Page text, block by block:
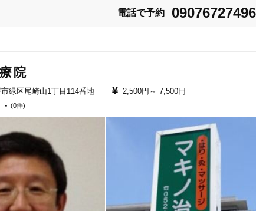
ャンル
一般治療 美容鍼
など、、、
かご相談だけでも
ーツ選手が多く来院されます。
競技を続けていました。
持ちや施術方法は
した。
も力を入れておりますので
1日でも早くお越しください。
電話で予約 09076727496
院
緑区尾崎山1丁目114番地 2,500円～ 7,500円
- (0件)
「健康にはり